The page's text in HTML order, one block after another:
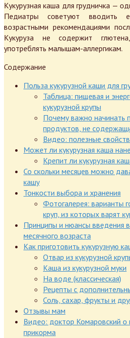
Кукурузная каша для грудничка —
Педиатры советуют вводить
возрастными рекомендациями
Кукуруза не содержит
употреблять малышам-аллергикам.
Содержание
Польза кукурузной каши для
Таблица: пищевая и
кукурузной крупы
Почему важно начинать
продуктов, не
Видео: полезные
Может ли кукурузная каша
Крепит ли кукурузная
Со скольки месяцев можно
кашу
Тонкости выбора и хранения
Фотогалерея: варианты
круп, из которых варят
Принципы и нюансы введения
месячного возраста
Как приготовить кукурузную
Отвар из кукурузной
Каша из кукурузной муки
На воде (классическая)
Рецепты с
Соль, сахар, фрукты и
Отзывы мам
Видео: доктор Комаровский о
прикорма